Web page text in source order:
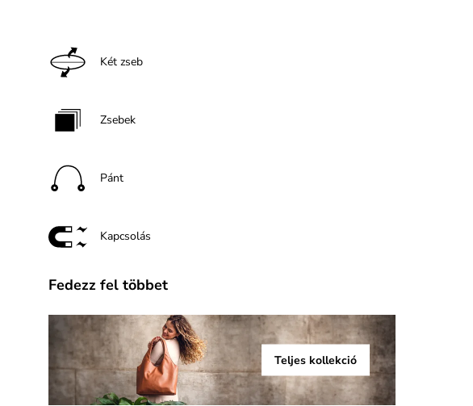
Két zseb
Zsebek
Pánt
Kapcsolás
Fedezz fel többet
Teljes kollekció